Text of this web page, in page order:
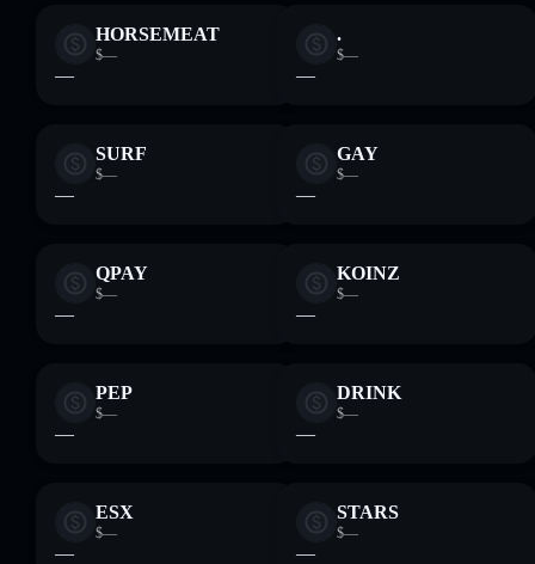
HORSEMEAT
$—
—
.
$—
—
SURF
$—
—
GAY
$—
—
QPAY
$—
—
KOINZ
$—
—
PEP
$—
—
DRINK
$—
—
ESX
$—
—
STARS
$—
—